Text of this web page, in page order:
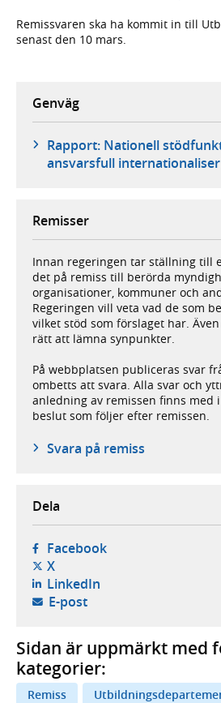
Remissvaren ska ha kommit in till
senast den 10 mars.
Genväg
Rapport: Nationell
ansvarsfull
Remisser
Innan regeringen tar ställning till
det på remiss till berörda
organisationer, kommuner och
Regeringen vill veta vad de som
vilket stöd som förslaget har.
rätt att lämna synpunkter.
På webbplatsen publiceras svar
ombetts att svara. Alla svar och
anledning av remissen finns med
beslut som följer efter remissen.
Svara på remiss
Dela
Facebook- öppnas i ny flik,
X- öppnas i ny flik, extern
LinkedIn- öppnas i ny flik,
E-post- öppnar din e-
Sidan är uppmärkt med
kategorier:
Remiss